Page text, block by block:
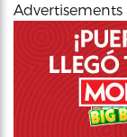
Advertisements